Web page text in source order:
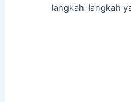
langkah-langkah